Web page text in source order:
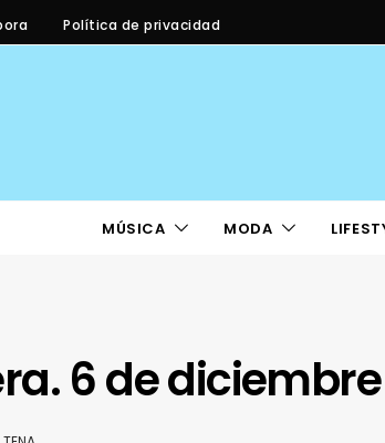
Política de privacidad
MÚSICA MODA
6 de diciembre